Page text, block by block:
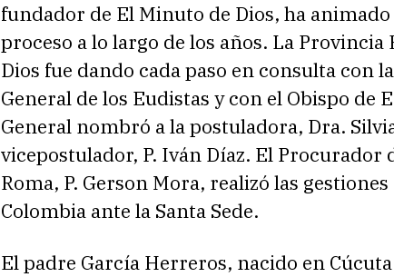
fundador de El Minuto de Dios, ha
proceso a lo largo de los años. La
Dios fue dando cada paso en consulta con
General de los Eudistas y con el Obispo de
General nombró a la postuladora, Dra.
vicepostulador, P. Iván Díaz. El Procurador
Roma, P. Gerson Mora, realizó las
Colombia ante la Santa Sede.
El padre García Herreros, nacido en